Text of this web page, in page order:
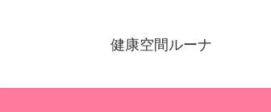
健康空間ルーナ